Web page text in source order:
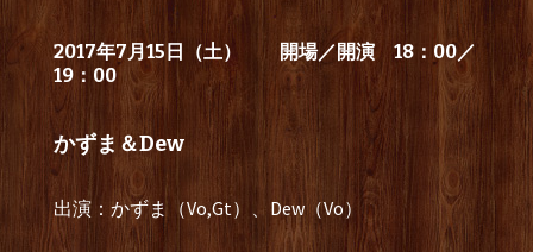
2017年7月15日（土）
開場／開演 18：00／
19：00
かずま＆Dew
出演：かずま（Vo,Gt）、Dew（Vo）